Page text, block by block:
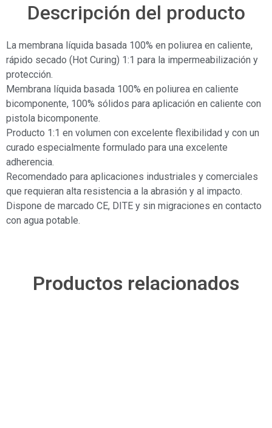
Descripción del producto
La membrana líquida basada 100% en poliurea en caliente,
rápido secado (Hot Curing) 1:1 para la impermeabilización y
protección.
Membrana líquida basada 100% en poliurea en caliente
bicomponente, 100% sólidos para aplicación en caliente con
pistola bicomponente.
Producto 1:1 en volumen con excelente flexibilidad y con un
curado especialmente formulado para una excelente
adherencia.
Recomendado para aplicaciones industriales y comerciales
que requieran alta resistencia a la abrasión y al impacto.
Dispone de marcado CE, DITE y sin migraciones en contacto
con agua potable.
Productos relacionados